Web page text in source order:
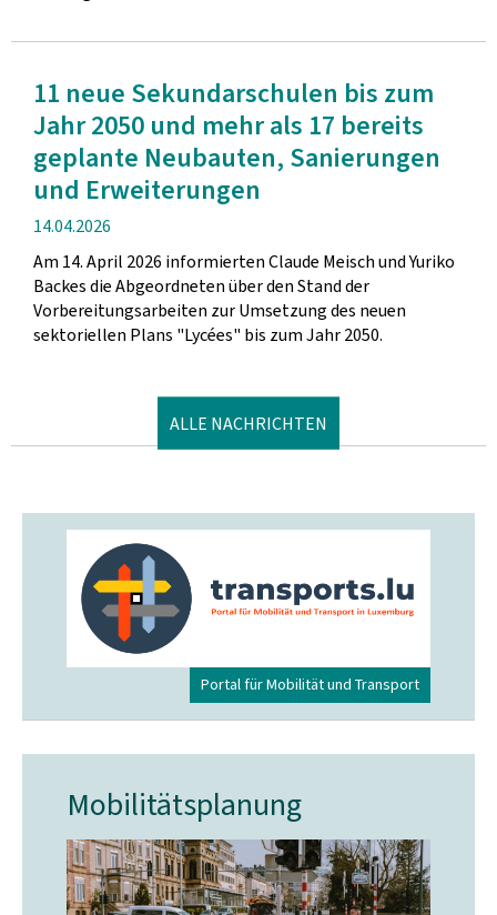
11 neue Sekundarschulen bis zum
Jahr 2050 und mehr als 17 bereits
geplante Neubauten, Sanierungen
und Erweiterungen
Veröffentlichung
14.04.2026
Am 14. April 2026 informierten Claude Meisch und Yuriko
Backes die Abgeordneten über den Stand der
Vorbereitungsarbeiten zur Umsetzung des neuen
sektoriellen Plans "Lycées" bis zum Jahr 2050.
ALLE NACHRICHTEN
Portal für Mobilität und Transport
Mobilitätsplanung